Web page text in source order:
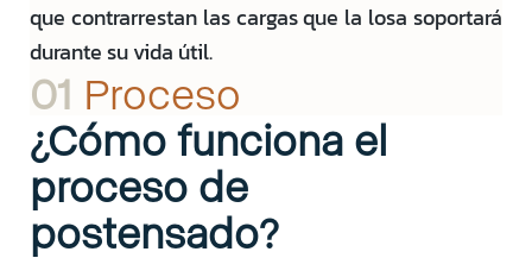
que contrarrestan las cargas que la losa soportará
durante su vida útil.
01 Proceso
¿Cómo funciona el
proceso de
postensado?